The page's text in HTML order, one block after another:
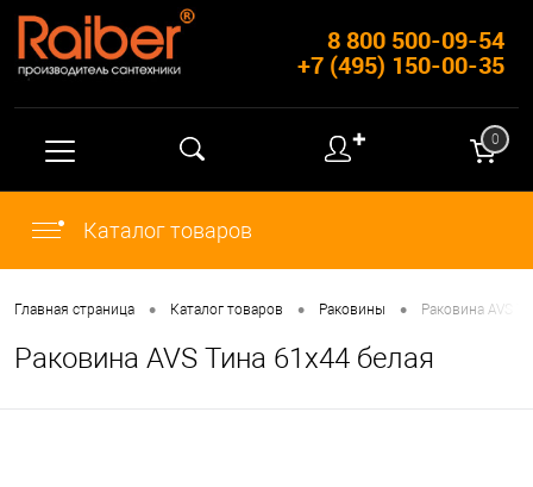
8 800 500-09-54
+7 (495) 150-00-35
✚ 0
Каталог товаров
Главная страница • Каталог товаров • Раковины • Раковина AVS
Раковина AVS Тина 61х44 белая